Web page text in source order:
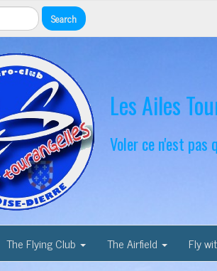
Les Ailes
Voler ce n'est pas
The Flying Club The Airfield Fly